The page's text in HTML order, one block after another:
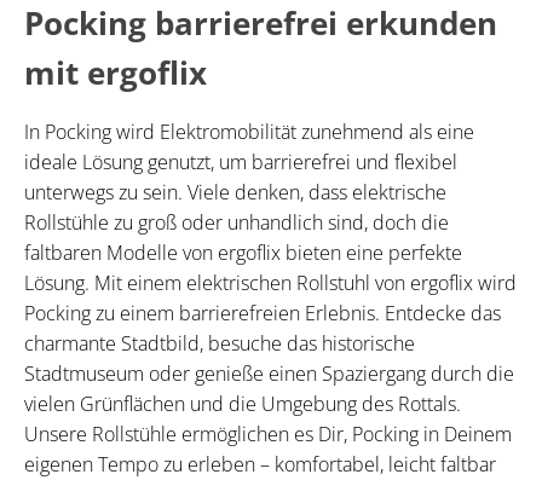
Pocking barrierefrei erkunden
mit ergoflix
In Pocking wird Elektromobilität zunehmend als eine
ideale Lösung genutzt, um barrierefrei und flexibel
unterwegs zu sein. Viele denken, dass elektrische
Rollstühle zu groß oder unhandlich sind, doch die
faltbaren Modelle von ergoflix bieten eine perfekte
Lösung. Mit einem elektrischen Rollstuhl von ergoflix wird
Pocking zu einem barrierefreien Erlebnis. Entdecke das
charmante Stadtbild, besuche das historische
Stadtmuseum oder genieße einen Spaziergang durch die
vielen Grünflächen und die Umgebung des Rottals.
Unsere Rollstühle ermöglichen es Dir, Pocking in Deinem
eigenen Tempo zu erleben – komfortabel, leicht faltbar